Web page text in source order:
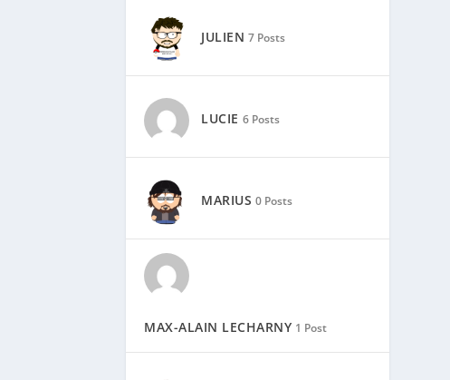
JULIEN 7 Posts
LUCIE 6 Posts
MARIUS 0 Posts
MAX-ALAIN LECHARNY 1 Post